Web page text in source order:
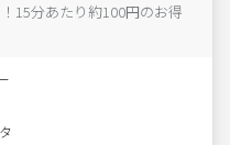
15分あたり約100円のお得